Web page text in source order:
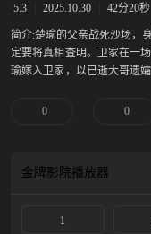
5.3 2025.10.30 42分20秒
简介:楚瑜的父亲战死沙场，
定要将真相查明。卫家在一
瑜嫁入卫家，以已逝大哥遗
验，共同抵御外敌，深入调
0 0
金牌影院播放器
1